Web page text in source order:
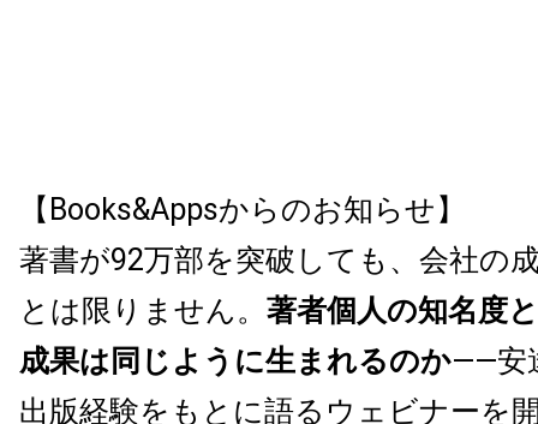
【Books&Appsからのお知らせ】
著書が92万部を突破しても、会社の
とは限りません。 著者個人の知名度
成果は同じように生まれるのか——安
出版経験をもとに語るウェビナーを